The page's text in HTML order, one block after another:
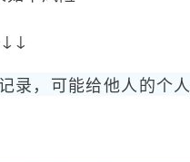
录，可能给他人的个